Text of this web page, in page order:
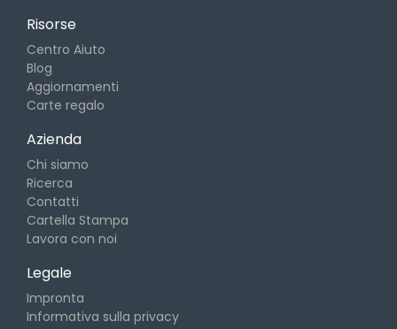
Risorse
Centro Aiuto
Blog
Aggiornamenti
Carte regalo
Azienda
Chi siamo
Ricerca
Contatti
Cartella Stampa
Lavora con noi
Legale
Impronta
Informativa sulla privacy